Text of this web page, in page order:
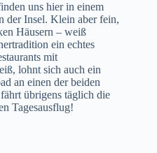
uns hier in einem
der Insel. Klein aber fein,
Häusern – weiß
ein echtes
mit
lohnt sich auch ein
an einen der beiden
übrigens täglich die
Tagesausflug!